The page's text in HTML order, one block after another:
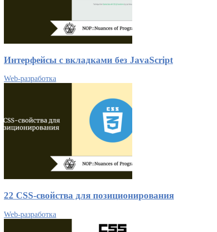
Интерфейсы с вкладками без JavaScript
Web-разработка
22 CSS-свойства для позиционирования
Web-разработка